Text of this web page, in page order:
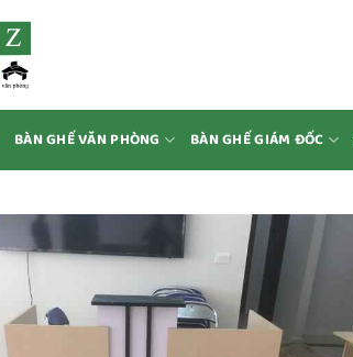
BÀN GHẾ VĂN PHÒNG BÀN GHẾ GIÁM ĐỐC